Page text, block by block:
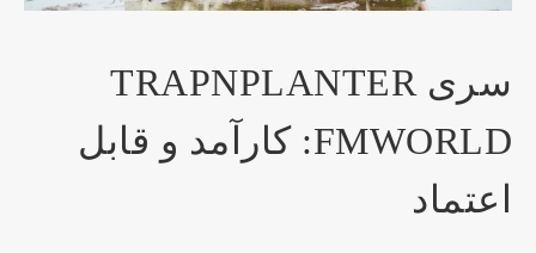
سری TRAPNPLANTER
FMWORLD: کارآمد و قابل
اعتماد